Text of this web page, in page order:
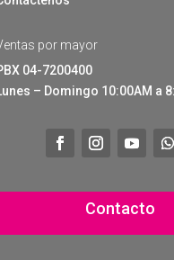
por mayor
04-7200400
– Domingo 10:00AM a
Contacto